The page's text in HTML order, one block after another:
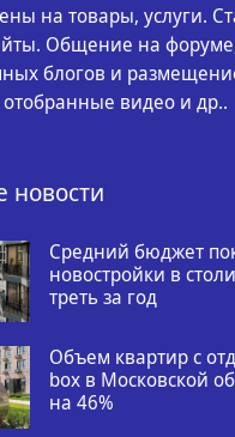
на товары, услуги.
Общение на
блогов и
видео и др..
новости
Средний бюджет
новостройки в
треть за год
Объем квартир с
box в Московской
на 46%